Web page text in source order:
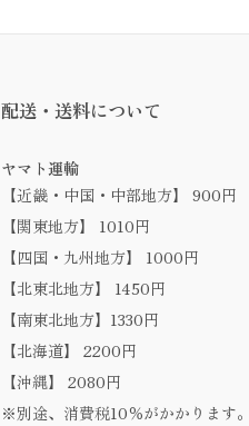
配送・送料について
ヤマト運輸
【近畿・中国・中部地方】 900円
【関東地方】 1010円
【四国・九州地方】 1000円
【北東北地方】 1450円
【南東北地方】1330円
【北海道】 2200円
【沖縄】 2080円
※別途、消費税10％がかかります。